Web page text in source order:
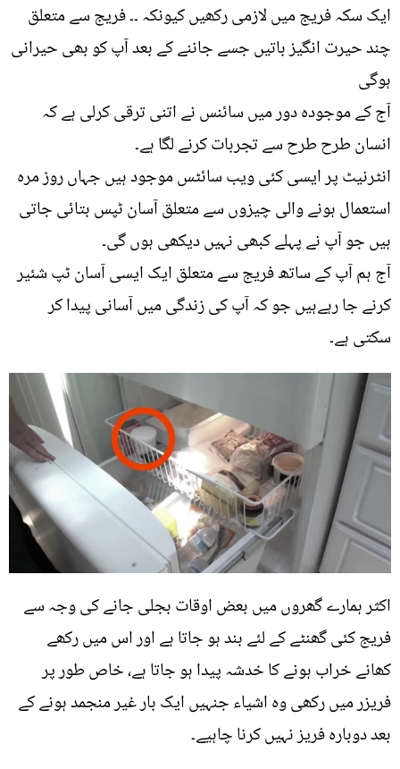
ایک سکہ فریج میں لازمی رکھیں کیونکہ ۔۔ فریج سے متعلق
چند حیرت انگیز باتیں جسے جاننے کے بعد آپ کو بھی حیرانی
ہوگی
آج کے موجودہ دور میں سائنس نے اتنی ترقی کرلی ہے کہ
انسان طرح طرح سے تجربات کرنے لگا ہے۔
انٹرنیٹ پر ایسی کئی ویب سائٹس موجود ہیں جہاں روز مرہ
استعمال ہونے والی چیزوں سے متعلق آسان ٹپس بتائی جاتی
ہیں جو آپ نے پہلے کبھی نہیں دیکھی ہوں گی۔
آج ہم آپ کے ساتھ فریج سے متعلق ایک ایسی آسان ٹپ شئیر
کرنے جا رہےہیں جو کہ آپ کی زندگی میں آسانی پیدا کر
سکتی ہے۔
اکثر ہمارے گھروں میں بعض اوقات بجلی جانے کی وجہ سے
فریج کئی گھنٹے کے لئے بند ہو جاتا ہے اور اس میں رکھے
کھانے خراب ہونے کا خدشہ پیدا ہو جاتا ہے، خاص طور پر
فریزر میں رکھی وہ اشیاء جنہیں ایک بار غیر منجمد ہونے کے
بعد دوبارہ فریز نہیں کرنا چاہیے۔